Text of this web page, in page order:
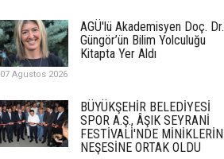
SEMRA ŞAHİN
KENDİNE UYANMAK
30 Temmuz 2026
Merve Şimşek
İlgi Alanlarımız ve Biz
02 Ekim 2025
AGÜ'lü Akademisyen Doç. Dr.
Güngör’ün Bilim Yolculuğu
Kitapta Yer Aldı
07 Agustos 2026
BÜYÜKŞEHİR BELEDİYESİ
SPOR A.Ş., ÂŞIK SEYRANİ
FESTİVALİ'NDE MİNİKLERİN
NEŞESİNE ORTAK OLDU